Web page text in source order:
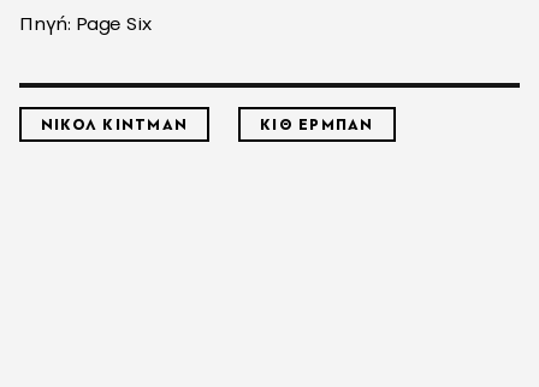
Πηγή: Page Six
ΝΙΚΟΛ ΚΙΝΤΜΑΝ ΚΙΘ ΕΡΜΠΑΝ